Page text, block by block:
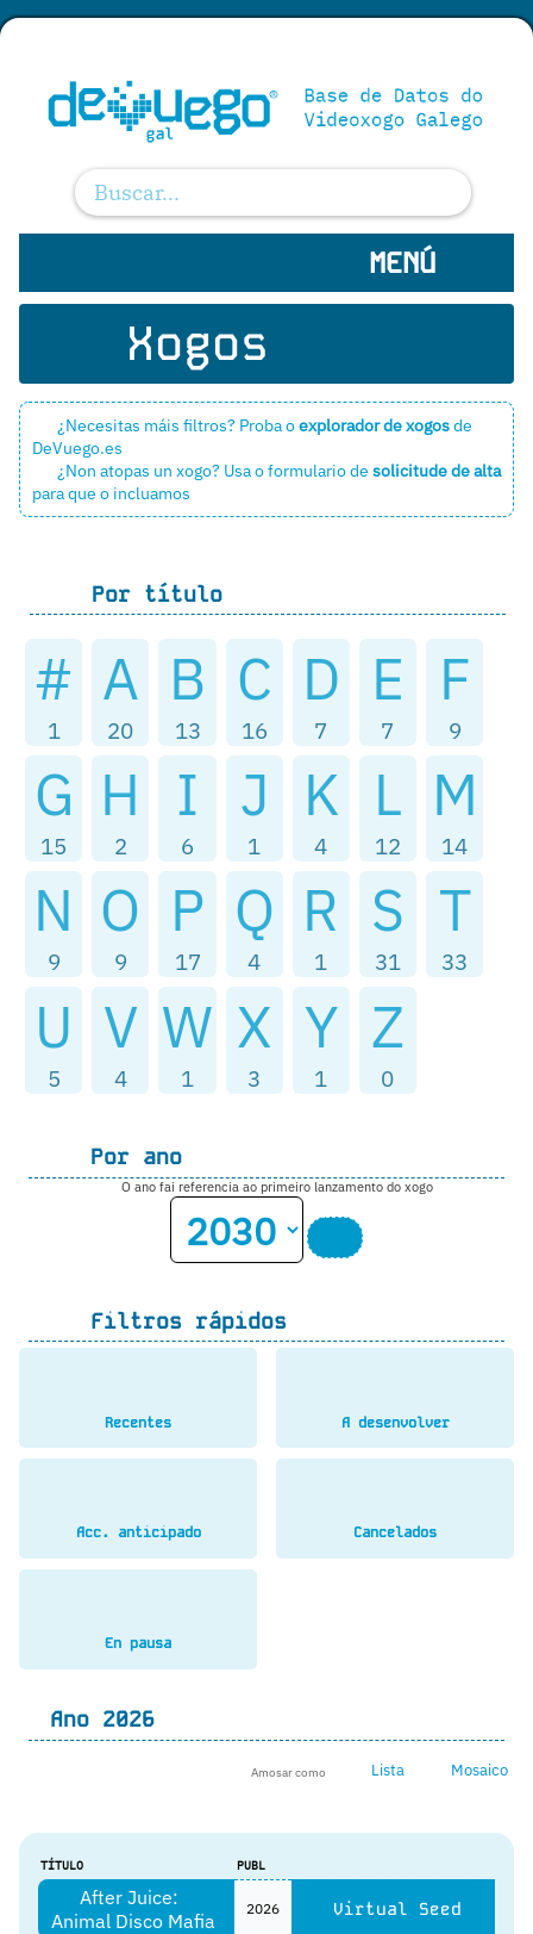
MENÚ
Xogos
¿Necesitas máis filtros? Proba oexplorador de xogosde
DeVuego.es
¿Non atopas un xogo? Usa o formulario de solicitude de alta
para que o incluamos
Por título
#
1
A
20
B
13
C
16
D
7
E
7
F
9
G
15
H
2
I
6
J
1
K
4
L
12
M
14
N
9
O
9
P
17
Q
4
R
1
S
31
T
33
U
5
V
4
W
1
X
3
Y
1
Z
0
Por ano
O ano fai referencia ao primeiro lanzamento do xogo
Filtros rápidos
Recentes A desenvolver
Acc. anticipado Cancelados
En pausa
Ano 2026
Amosar como Lista Mosaico
TÍTULO PUBL
After Juice:
Animal Disco Mafia
2026 Virtual Seed